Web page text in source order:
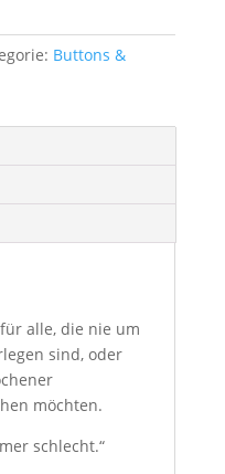
Buttons &
alle, die nie um
sind, oder
möchten.
schlecht.“